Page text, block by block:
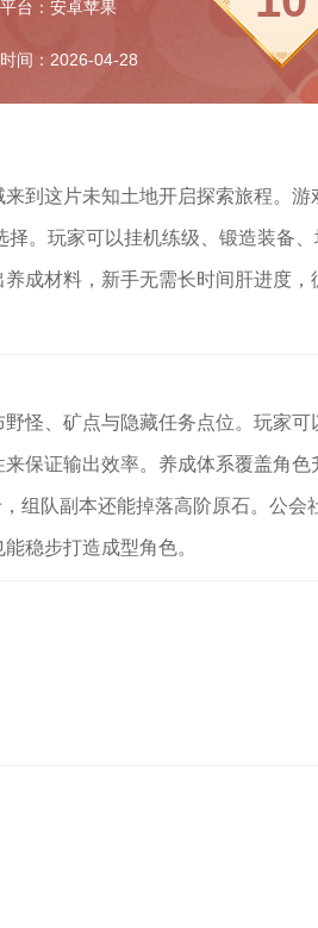
台：安卓苹果
间：2026-04-28
到这片未知土地开启探索旅程。游
。玩家可以挂机练级、锻造装备
成材料，新手无需长时间肝进度，
怪、矿点与隐藏任务点位。玩家可
保证输出效率。养成体系覆盖角色
组队副本还能掉落高阶原石。公会
稳步打造成型角色。